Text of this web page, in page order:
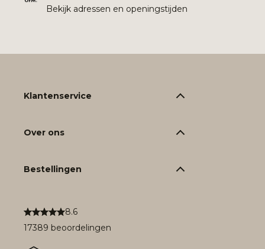
Bekijk adressen en openingstijden
8.6
17389 beoordelingen
Klantenservice
Over ons
Bestellingen